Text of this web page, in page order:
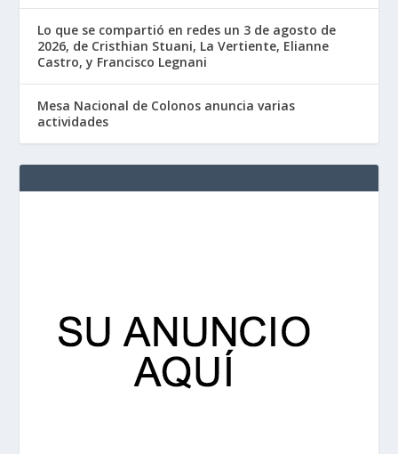
Lo que se compartió en redes un 3 de agosto de
2026, de Cristhian Stuani, La Vertiente, Elianne
Castro, y Francisco Legnani
Mesa Nacional de Colonos anuncia varias
actividades